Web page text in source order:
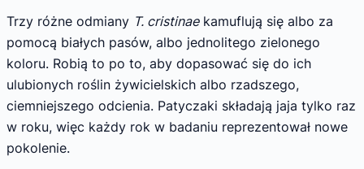
Trzy różne odmiany T. cristinaekamuflują się albo za
pomocą białych pasów, albo jednolitego zielonego
koloru. Robią to po to, aby dopasować się do ich
ulubionych roślin żywicielskich albo rzadszego,
ciemniejszego odcienia. Patyczaki składają jaja tylko raz
w roku, więc każdy rok w badaniu reprezentował nowe
pokolenie.